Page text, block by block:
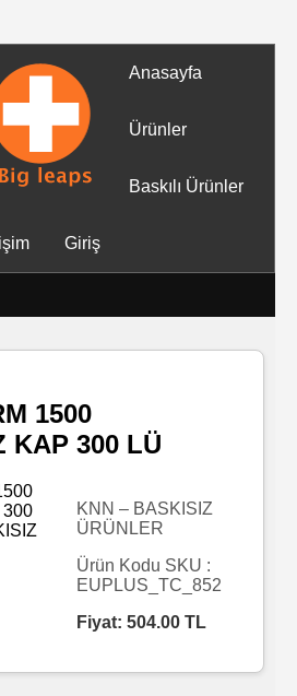
Anasayfa
Ürünler
Baskılı Ürünler
Giriş
1500
KAP 300 LÜ
KNN – BASKISIZ
ÜRÜNLER
Ürün Kodu SKU :
EUPLUS_TC_852
Fiyat: 504.00 TL